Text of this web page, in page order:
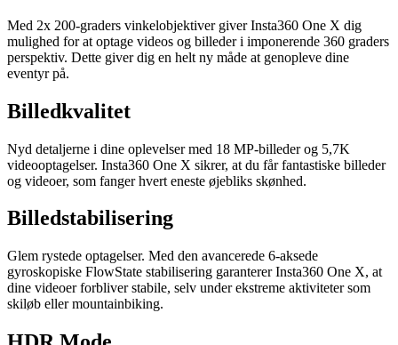
Med 2x 200-graders vinkelobjektiver giver Insta360 One X dig
mulighed for at optage videos og billeder i imponerende 360 graders
perspektiv. Dette giver dig en helt ny måde at genopleve dine
eventyr på.
Billedkvalitet
Nyd detaljerne i dine oplevelser med 18 MP-billeder og 5,7K
videooptagelser. Insta360 One X sikrer, at du får fantastiske billeder
og videoer, som fanger hvert eneste øjebliks skønhed.
Billedstabilisering
Glem rystede optagelser. Med den avancerede 6-aksede
gyroskopiske FlowState stabilisering garanterer Insta360 One X, at
dine videoer forbliver stabile, selv under ekstreme aktiviteter som
skiløb eller mountainbiking.